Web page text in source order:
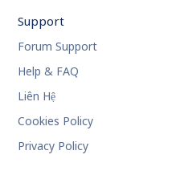
Support
Forum Support
Help & FAQ
Liên Hệ
Cookies Policy
Privacy Policy